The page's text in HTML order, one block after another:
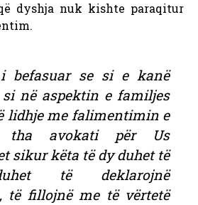
dyshja nuk kishte paraqitur
befasuar se si e kanë
në aspektin e familjes
lidhje me falimentimin e
tha avokati për Us
sikur këta të dy duhet të
të deklarojnë
të fillojnë me të vërtetë